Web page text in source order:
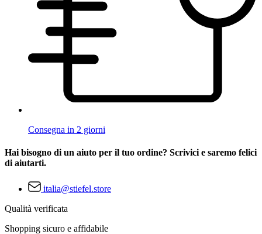
Consegna in 2 giorni
Hai bisogno di un aiuto per il tuo ordine? Scrivici e saremo felici
di aiutarti.
italia@stiefel.store
Qualità verificata
Shopping sicuro e affidabile